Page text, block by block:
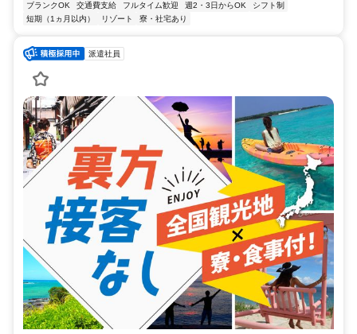
ブランクOK
交通費支給 フルタイム歓迎 週2・3日からOK
シフト制
短期（1ヵ月以内）
リゾート 寮・社宅あり
派遣社員